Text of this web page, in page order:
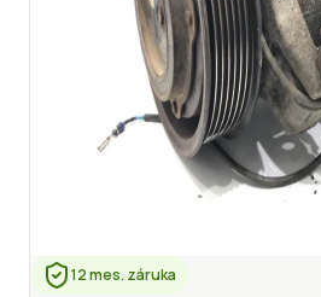
12 mes. záruka